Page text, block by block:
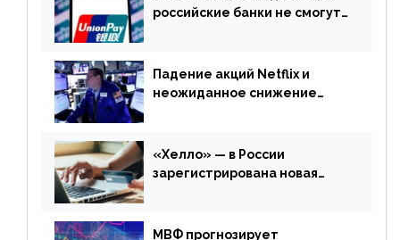
российские банки не смогут
Падение акций Netflix и
неожиданное снижение
апреля
«Хелло» — в России
зарегистрирована новая
МВФ прогнозирует